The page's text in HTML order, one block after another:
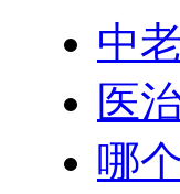
中
医
哪